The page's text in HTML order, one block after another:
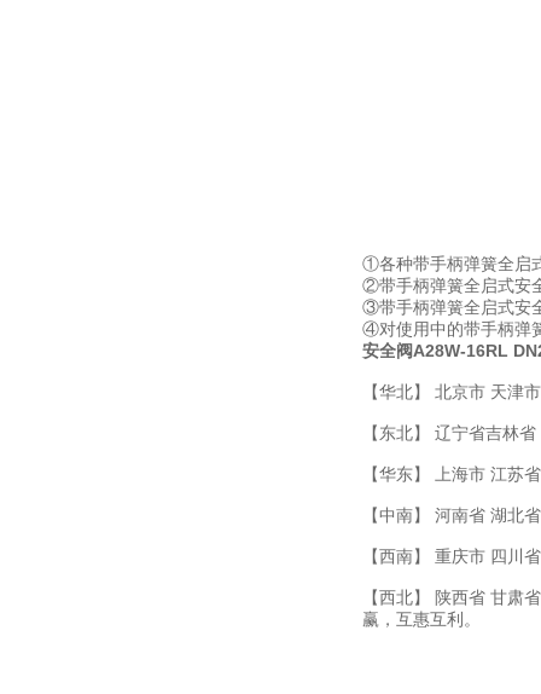
①各种带手柄弹簧全启
②带手柄弹簧全启式安
③带手柄弹簧全启式安
④对使用中的带手柄弹
安全阀A28W-16RL
【华北】 北京市 天津
【东北】 辽宁省吉林
【华东】 上海市 江苏
【中南】 河南省 湖北
【西南】 重庆市 四川
【西北】 陕西省 甘肃
赢，互惠互利。